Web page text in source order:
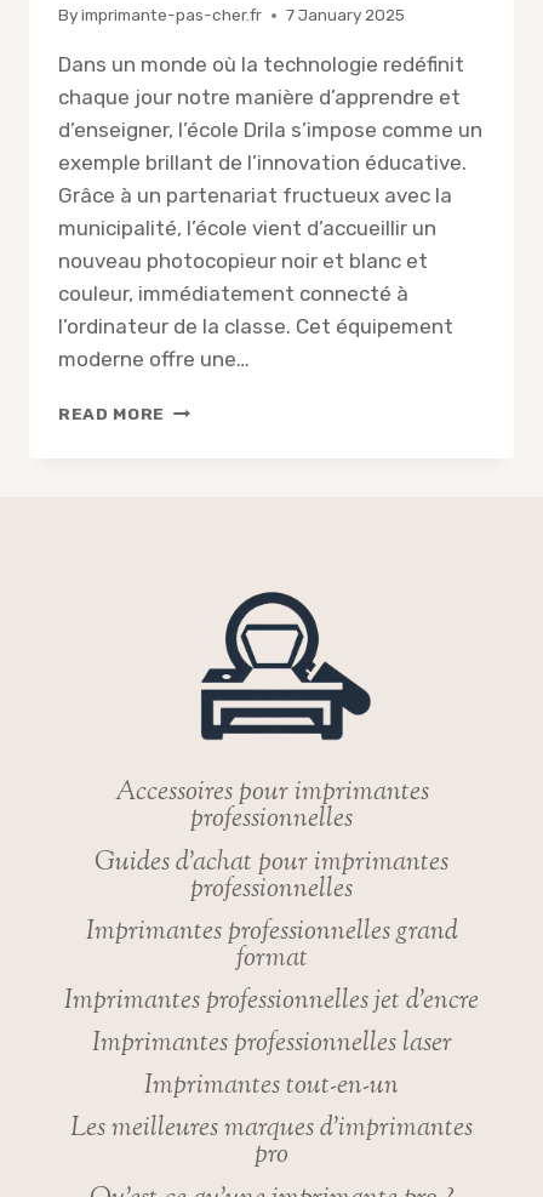
Byimprimante-pas-cher.fr 7 January 2025
Dans un monde où la technologie redéfinit
chaque jour notre manière d’apprendre et
d’enseigner, l’école Drila s’impose comme un
exemple brillant de l’innovation éducative.
Grâce à un partenariat fructueux avec la
municipalité, l’école vient d’accueillir un
nouveau photocopieur noir et blanc et
couleur, immédiatement connecté à
l’ordinateur de la classe. Cet équipement
moderne offre une…
READ MORE L’ÉCOLE
PHOTOCOPIE
Accessoires pour imprimantes
professionnelles
Guides d’achat pour imprimantes
professionnelles
Imprimantes professionnelles grand
format
Imprimantes professionnelles jet d’encre
Imprimantes professionnelles laser
Imprimantes tout-en-un
Les meilleures marques d’imprimantes
pro